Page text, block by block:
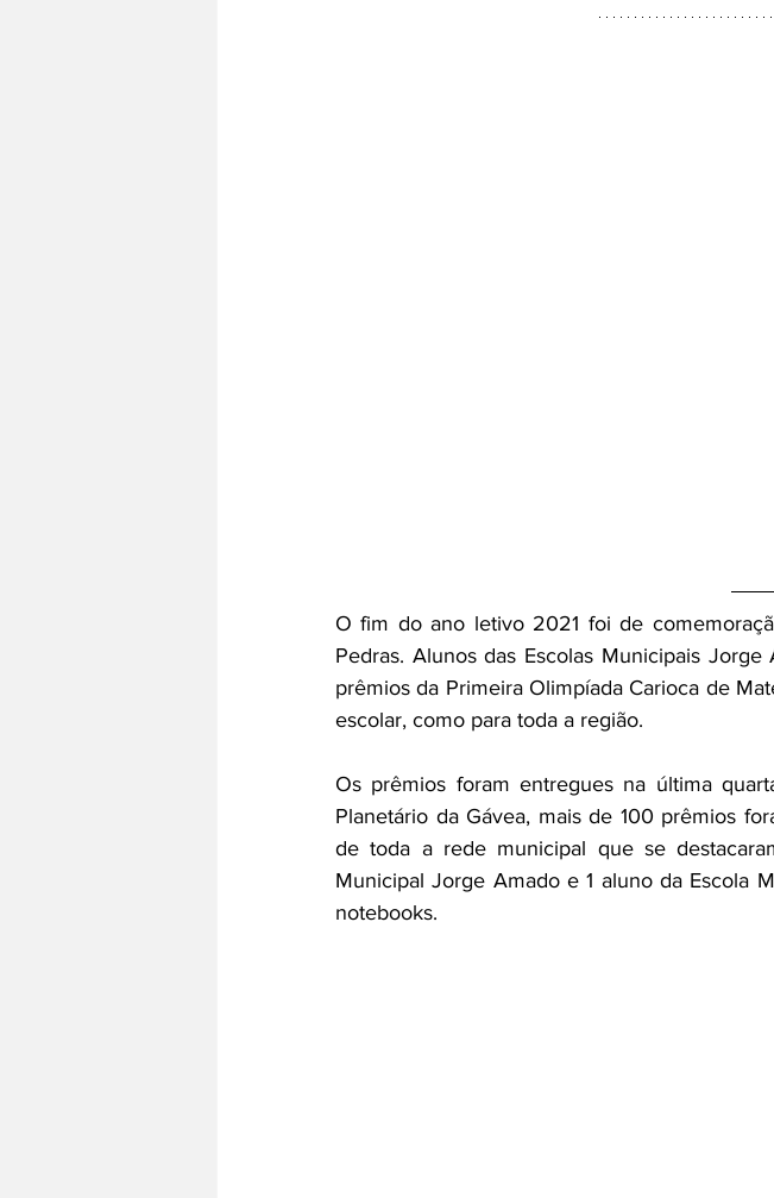
O fim do ano letivo 2021 foi de
Pedras. Alunos das Escolas Municipais
prêmios da Primeira Olimpíada Carioca de
escolar, como para toda a região.
Os prêmios foram entregues na última
Planetário da Gávea, mais de 100 prêmios
de toda a rede municipal que se
Municipal Jorge Amado e 1 aluno da Escola
notebooks.